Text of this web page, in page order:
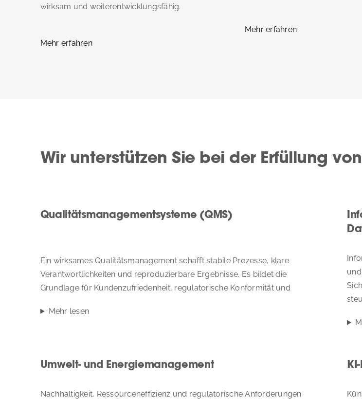
wirksam und weiterentwicklungsfähig.
Mehr erfahren
Mehr erfahren
Wir unterstützen Sie bei der Erfüllung
Qualitätsmanagementsysteme (QMS)
Ein wirksames Qualitätsmanagement schafft stabile Prozesse, klare
Verantwortlichkeiten und reproduzierbare Ergebnisse. Es bildet die
Grundlage für Kundenzufriedenheit, regulatorische Konformität und
Mehr lesen
Umwelt- und Energiemanagement
Nachhaltigkeit, Ressourceneffizienz und regulatorische Anforderungen